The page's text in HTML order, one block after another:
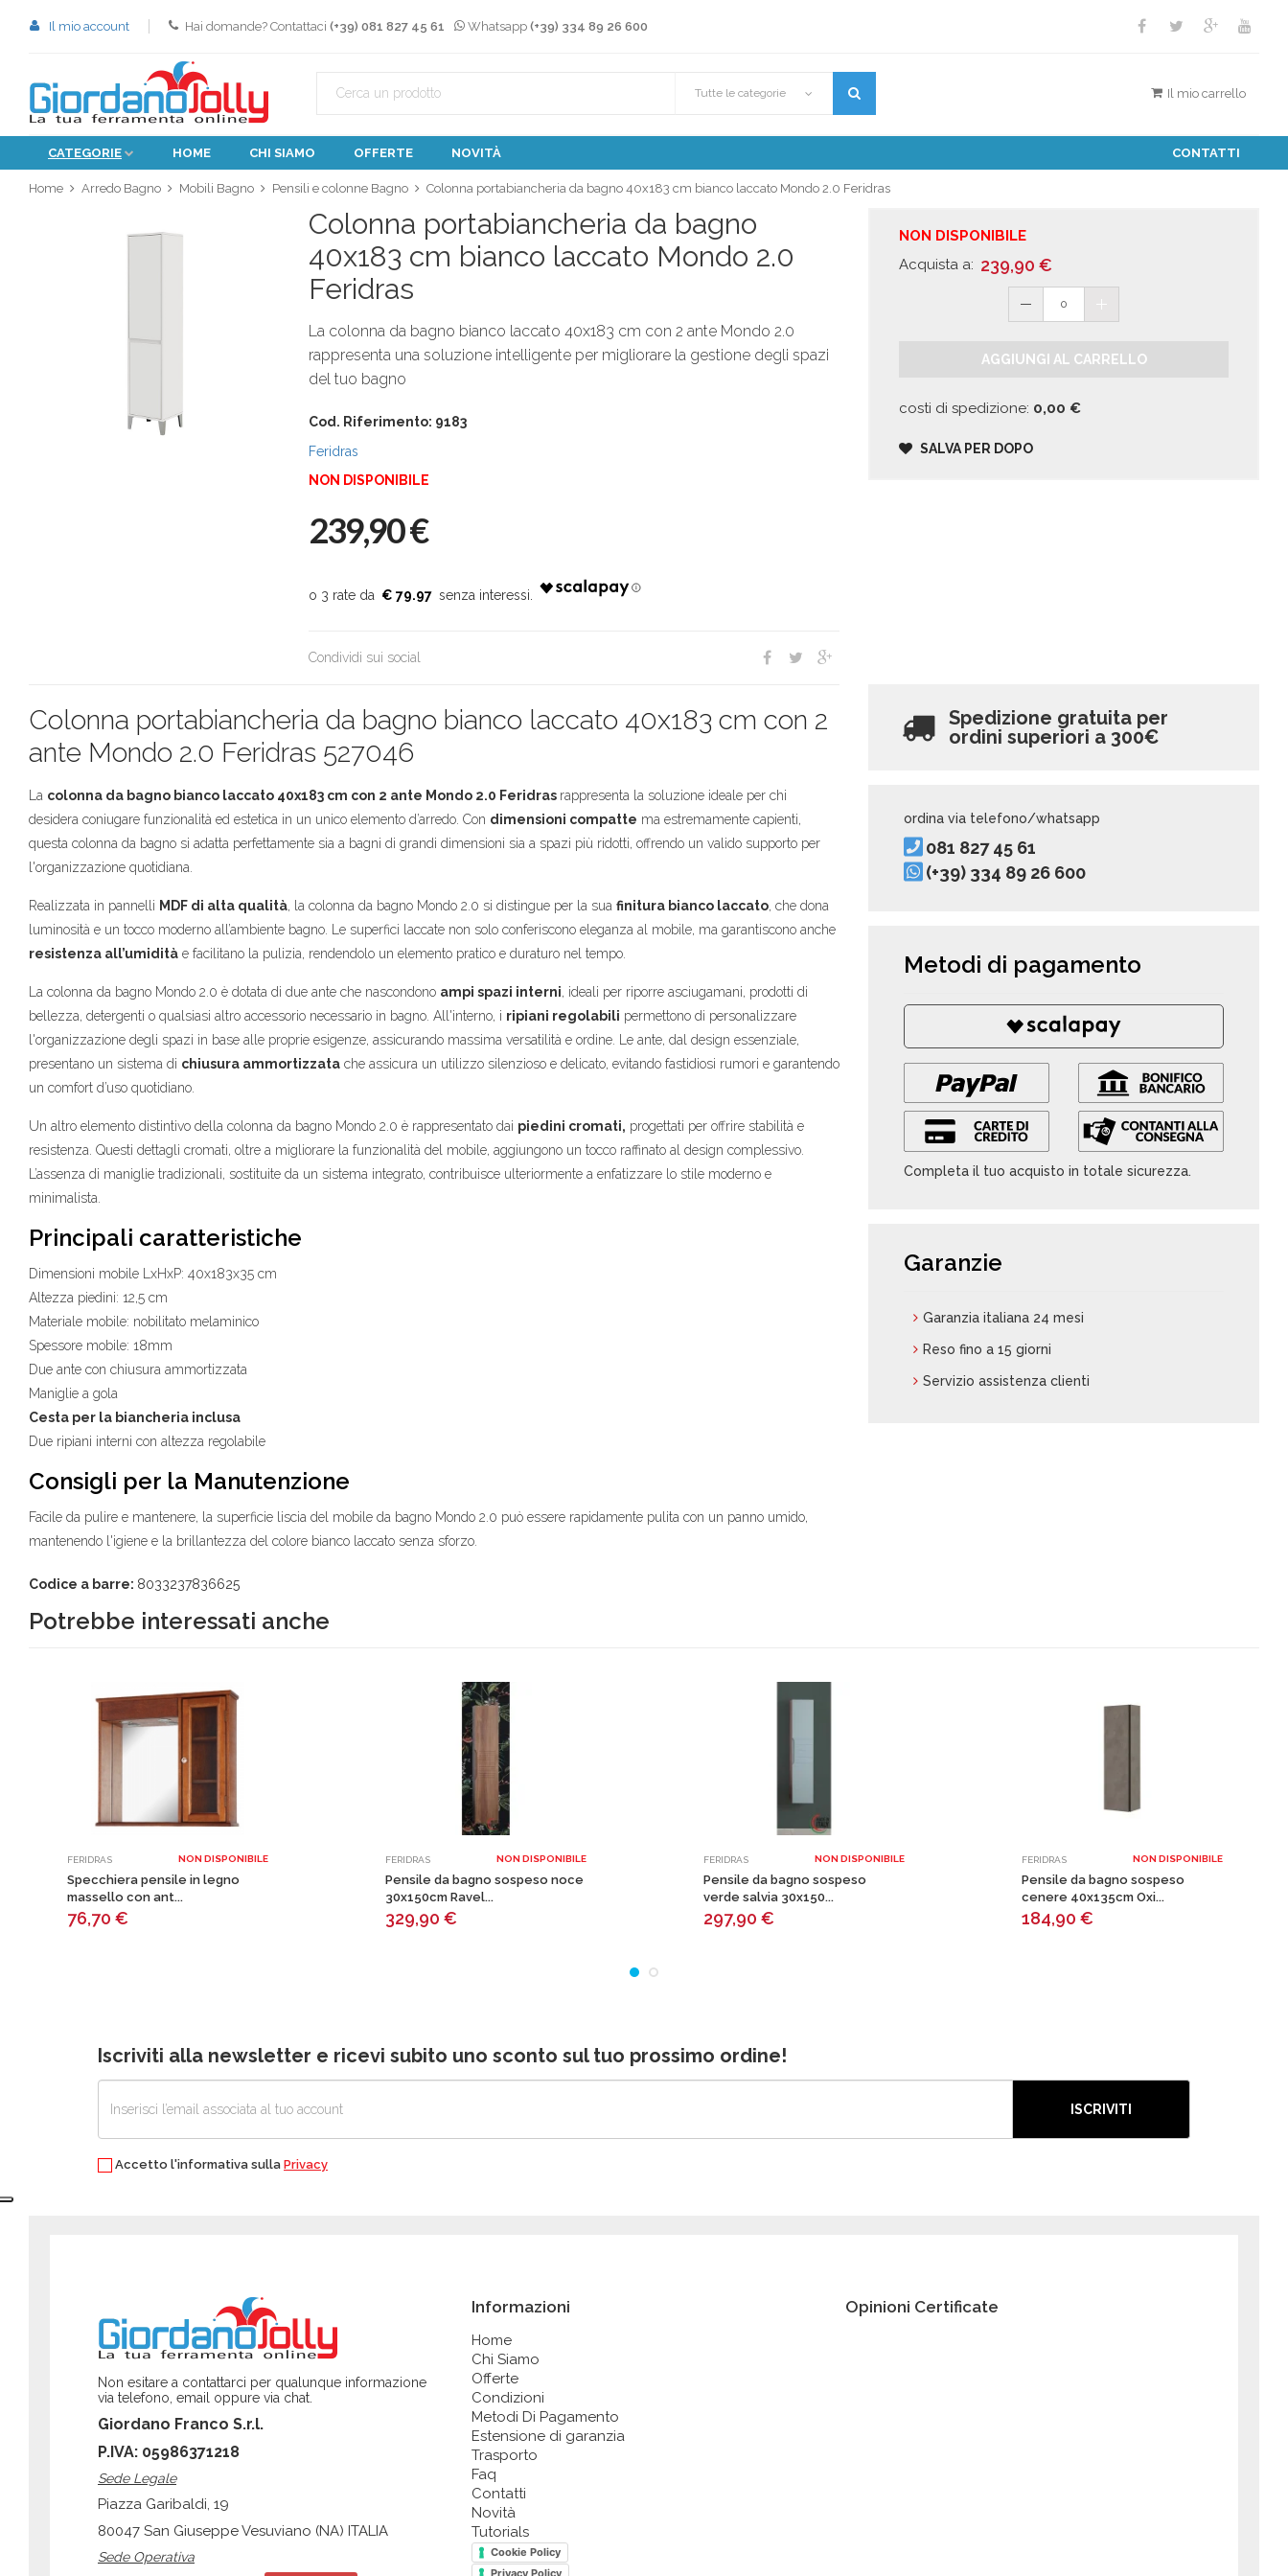
Il mio account Hai domande? Contattaci (+39) 081 827 45 61 Whatsapp (+39) 334 89 26 600
Tutte le categorie Il mio carrello
CATEGORIE HOME CHI SIAMO OFFERTE NOVITÀ CONTATTI
Home Arredo Bagno Mobili Bagno Pensili e colonne Bagno Colonna portabiancheria da bagno 40x183 cm bianco laccato Mondo 2.0 Feridras
Colonna portabiancheria da bagno
40x183 cm bianco laccato Mondo 2.0
Feridras
La colonna da bagno bianco laccato 40x183 cm con 2 ante Mondo 2.0
rappresenta una soluzione intelligente per migliorare la gestione degli spazi
del tuo bagno
Cod. Riferimento: 9183
Feridras
NON DISPONIBILE
239,90€
€ 79.97
Condividi sui social
NON DISPONIBILE
Acquista a: 239,90 €
0
AGGIUNGI AL CARRELLO
costi di spedizione: 0,00 €
SALVA PER DOPO
Colonna portabiancheria da bagno bianco laccato 40x183 cm con 2
ante Mondo 2.0 Feridras 527046
La colonna da bagno bianco laccato 40x183 cm con 2 ante Mondo 2.0 Feridras rappresenta la soluzione ideale per chi
desidera coniugare funzionalità ed estetica in un unico elemento d’arredo. Con dimensioni compatte ma estremamente capienti,
questa colonna da bagno si adatta perfettamente sia a bagni di grandi dimensioni sia a spazi più ridotti, offrendo un valido supporto per
l'organizzazione quotidiana.
Realizzata in pannelli MDF di alta qualità, la colonna da bagno Mondo 2.0 si distingue per la sua finitura bianco laccato, che dona
luminosità e un tocco moderno all’ambiente bagno. Le superfici laccate non solo conferiscono eleganza al mobile, ma garantiscono anche
resistenza all’umidità e facilitano la pulizia, rendendolo un elemento pratico e duraturo nel tempo.
La colonna da bagno Mondo 2.0 è dotata di due ante che nascondono ampi spazi interni, ideali per riporre asciugamani, prodotti di
bellezza, detergenti o qualsiasi altro accessorio necessario in bagno. All'interno, i ripiani regolabili permettono di personalizzare
l'organizzazione degli spazi in base alle proprie esigenze, assicurando massima versatilità e ordine. Le ante, dal design essenziale,
presentano un sistema di chiusura ammortizzata che assicura un utilizzo silenzioso e delicato, evitando fastidiosi rumori e garantendo
un comfort d’uso quotidiano.
Un altro elemento distintivo della colonna da bagno Mondo 2.0 è rappresentato dai piedini cromati, progettati per offrire stabilità e
resistenza. Questi dettagli cromati, oltre a migliorare la funzionalità del mobile, aggiungono un tocco raffinato al design complessivo.
L’assenza di maniglie tradizionali, sostituite da un sistema integrato, contribuisce ulteriormente a enfatizzare lo stile moderno e
minimalista.
Principali caratteristiche
Dimensioni mobile LxHxP: 40x183x35 cm
Altezza piedini: 12,5 cm
Materiale mobile: nobilitato melaminico
Spessore mobile: 18mm
Due ante con chiusura ammortizzata
Maniglie a gola
Cesta per la biancheria inclusa
Due ripiani interni con altezza regolabile
Consigli per la Manutenzione
Facile da pulire e mantenere, la superficie liscia del mobile da bagno Mondo 2.0 può essere rapidamente pulita con un panno umido,
mantenendo l'igiene e la brillantezza del colore bianco laccato senza sforzo.
Codice a barre: 8033237836625
Spedizione gratuita per
ordini superiori a 300€
ordina via telefono/whatsapp
081 827 45 61
(+39) 334 89 26 600
Metodi di pagamento
Completa il tuo acquisto in totale sicurezza.
Garanzie
Garanzia italiana 24 mesi
Reso fino a 15 giorni
Servizio assistenza clienti
Potrebbe interessati anche
FERIDRAS NON DISPONIBILE
Specchiera pensile in legno
massello con ant...
76,70 €
FERIDRAS NON DISPONIBILE
Pensile da bagno sospeso noce
30x150cm Ravel...
329,90 €
FERIDRAS NON DISPONIBILE
Pensile da bagno sospeso
verde salvia 30x150...
297,90 €
FERIDRAS NON DISPONIBILE
Pensile da bagno sospeso
cenere 40x135cm Oxi...
184,90 €
Iscriviti alla newsletter e ricevi subito uno sconto sul tuo prossimo ordine!
ISCRIVITI
Accetto l'informativa sulla Privacy
Non esitare a contattarci per qualunque informazione
via telefono, email oppure via chat.
Giordano Franco S.r.l.
P.IVA: 05986371218
Sede Legale
Piazza Garibaldi, 19
80047 San Giuseppe Vesuviano (NA) ITALIA
Sede Operativa
Informazioni
Home
Chi Siamo
Offerte
Condizioni
Metodi Di Pagamento
Estensione di garanzia
Trasporto
Faq
Contatti
Novità
Tutorials
Cookie Policy
Privacy Policy
Opinioni Certificate